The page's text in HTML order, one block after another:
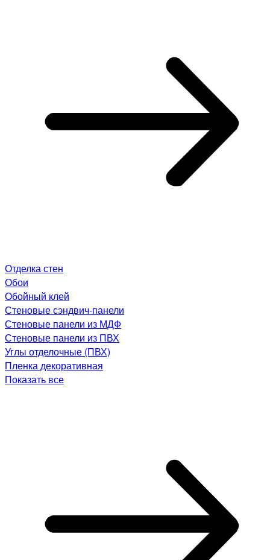
Отделка стен
Обои
Обойный клей
Стеновые сэндвич-панели
Стеновые панели из МДФ
Стеновые панели из ПВХ
Углы отделочные (ПВХ)
Пленка декоративная
Показать все